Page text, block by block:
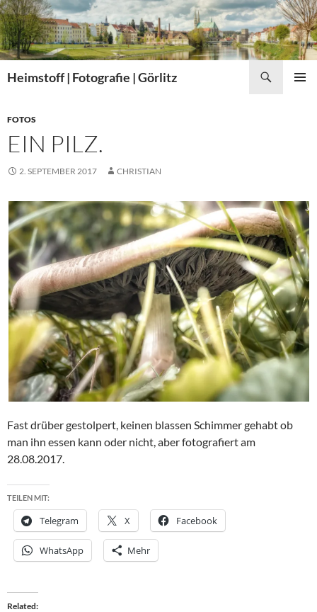
Zum
Inhalt
springen
Heimstoff | Fotografie | Görlitz
FOTOS
EIN PILZ.
2. SEPTEMBER 2017 CHRISTIAN
Fast drüber gestolpert, keinen blassen Schimmer gehabt ob
man ihn essen kann oder nicht, aber fotografiert am
28.08.2017.
TEILEN MIT:
Telegram X Facebook
WhatsApp Mehr
Related